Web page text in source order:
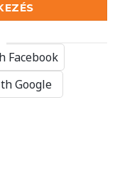
Facebook
Google